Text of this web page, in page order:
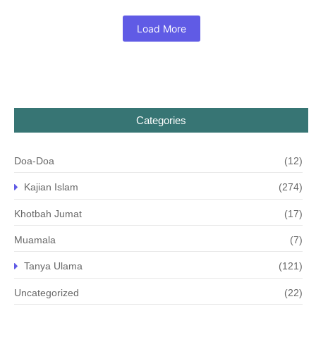
Load More
Categories
Doa-Doa (12)
Kajian Islam (274)
Khotbah Jumat (17)
Muamala (7)
Tanya Ulama (121)
Uncategorized (22)